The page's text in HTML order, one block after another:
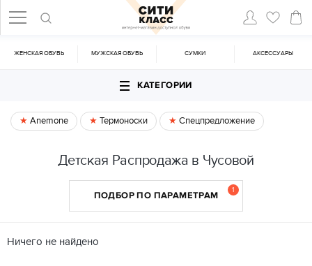
ЖЕНСКАЯ ОБУВЬ МУЖСКАЯ ОБУВЬ CУМКИ АКСЕССУАРЫ
КАТЕГОРИИ
Anemone Термоноски Спецпредложение
Детская Распродажа в Чусовой
ПОДБОР ПО ПАРАМЕТРАМ 1
Ничего не найдено